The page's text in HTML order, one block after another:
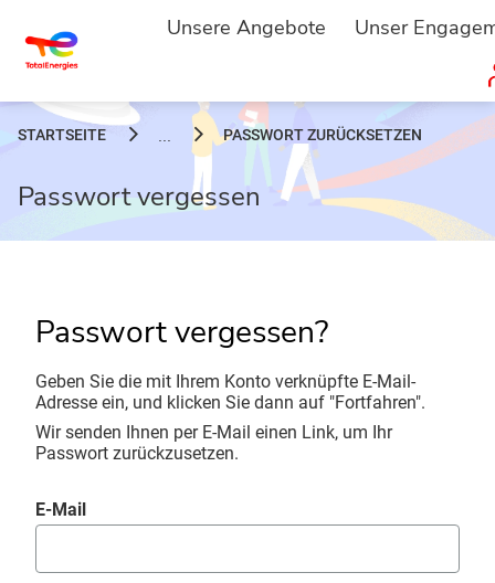
Unsere Angebote Unser
STARTSEITE PASSWORT ZURÜCKSETZEN
Passwort vergessen
Passwort vergessen?
Geben Sie die mit Ihrem Konto verknüpfte E-Mail-
Adresse ein, und klicken Sie dann auf "Fortfahren".
Wir senden Ihnen per E-Mail einen Link, um Ihr
Passwort zurückzusetzen.
Passwort mithilfe Ihres E-Mails zurücksetzen
E-Mail